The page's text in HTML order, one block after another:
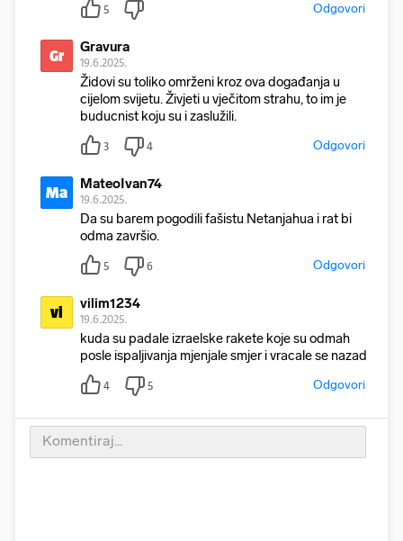
5 Odgovori
Gr Gravura
19.6.2025.
Židovi su toliko omrženi kroz ova događanja u
cijelom svijetu. Živjeti u vječitom strahu, to im je
buducnist koju su i zaslužili.
3 4 Odgovori
Ma MateoIvan74
19.6.2025.
Da su barem pogodili fašistu Netanjahua i rat bi
odma završio.
5 6 Odgovori
vi vilim1234
19.6.2025.
kuda su padale izraelske rakete koje su odmah
posle ispaljivanja mjenjale smjer i vracale se nazad
4 5 Odgovori